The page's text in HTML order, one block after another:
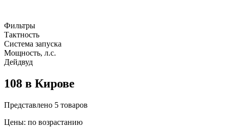
Фильтры
Тактность
Система запуска
Мощность, л.с.
Дейдвуд
108 в Кирове
Представлено 5 товаров
Цены: по возрастанию